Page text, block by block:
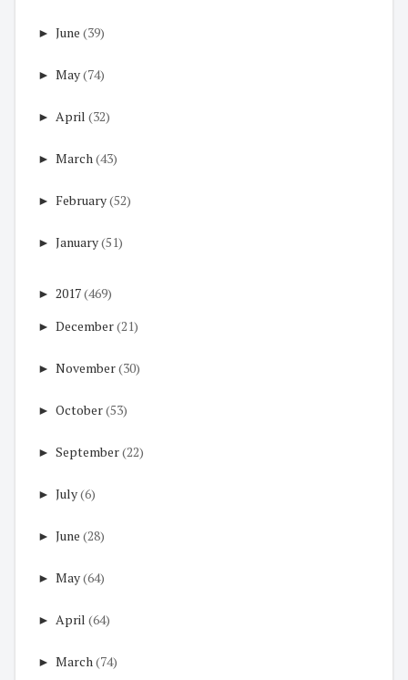
► June (39)
► May(74)
► April (32)
► March (43)
► February(52)
► January(51)
► 2017(469)
► December(21)
► November(30)
► October(53)
► September(22)
► July(6)
► June (28)
► May(64)
► April (64)
► March (74)